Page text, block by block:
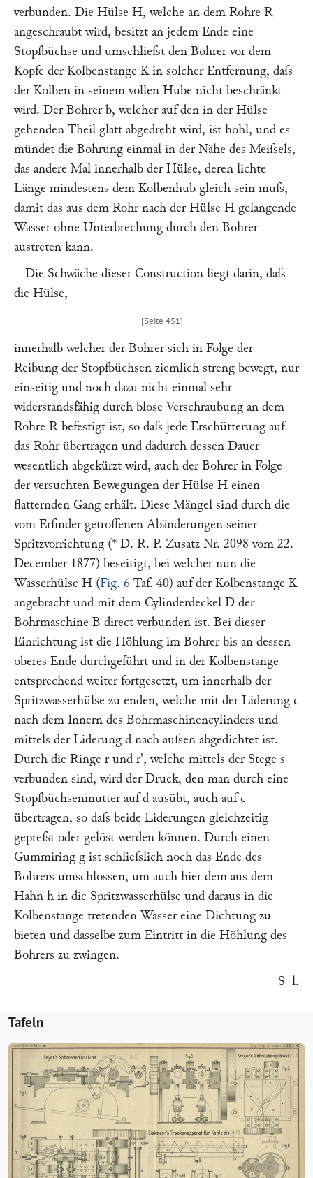
verbunden. Die Hülse H, welche an dem Rohre R
angeschraubt wird, besitzt an jedem Ende eine
Stopfbüchse und umschlieſst den Bohrer vor dem
Kopfe der Kolbenstange Kin solcher Entfernung, daſs
der Kolben in seinem vollen Hube nicht beschränkt
wird. Der Bohrer b, welcher auf den in der Hülse
gehenden Theil glatt abgedreht wird, ist hohl, und es
mündet die Bohrung einmal in der Nähe des Meiſsels,
das andere Mal innerhalb der Hülse, deren lichte
Länge mindestens dem Kolbenhub gleich sein muſs,
damit das aus dem Rohr nach der Hülse H gelangende
Wasser ohne Unterbrechung durch den Bohrer
austreten kann.
Die Schwäche dieser Construction liegt darin, daſs
die Hülse,
innerhalb welcher der Bohrer sich in Folge der
Reibung der Stopfbüchsen ziemlich streng bewegt, nur
einseitig und noch dazu nicht einmal sehr
widerstandsfähig durch blose Verschraubung an dem
Rohre R befestigt ist, so daſs jede Erschütterung auf
das Rohr übertragen und dadurch dessen Dauer
wesentlich abgekürzt wird, auch der Bohrer in Folge
der versuchten Bewegungen der Hülse H einen
flatternden Gang erhält. Diese Mängel sind durch die
vom Erfinder getroffenen Abänderungen seiner
Spritzvorrichtung (* D. R. P. Zusatz Nr. 2098 vom 22.
December 1877) beseitigt, bei welcher nun die
Wasserhülse H (Fig. 6 Taf. 40) auf der Kolbenstange K
angebracht und mit dem Cylinderdeckel D der
Bohrmaschine B direct verbunden ist. Bei dieser
Einrichtung ist die Höhlung im Bohrer bis an dessen
oberes Ende durchgeführt und in der Kolbenstange
entsprechend weiter fortgesetzt, um innerhalb der
Spritzwasserhülse zu enden, welche mit der Liderung c
nach dem Innern des Bohrmaschinencylinders und
mittels der Liderung d nach auſsen abgedichtet ist.
Durch die Ringe rund r', welche mittels der Stege s
verbunden sind, wird der Druck, den man durch eine
Stopfbüchsenmutter aufd ausübt, auch aufc
übertragen, so daſs beide Liderungen gleichzeitig
gepreſst oder gelöst werden können. Durch einen
Gummiring g ist schlieſslich noch das Ende des
Bohrers umschlossen, um auch hier dem aus dem
Hahn h in die Spritzwasserhülse und daraus in die
Kolbenstange tretenden Wasser eine Dichtung zu
bieten und dasselbe zum Eintritt in die Höhlung des
Bohrers zu zwingen.
S–l.
Tafeln